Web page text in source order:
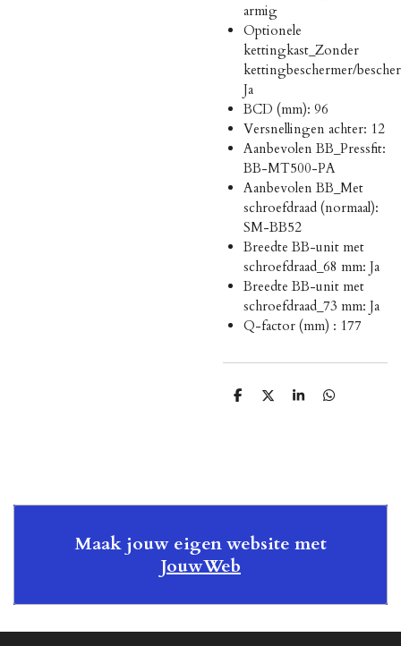
armig
Optionele
kettingkast_Zonder
kettingbeschermer/
Ja
BCD (mm): 96
Versnellingen achter: 12
Aanbevolen BB_Pressfit:
BB-MT500-PA
Aanbevolen BB_Met
schroefdraad (normaal):
SM-BB52
Breedte BB-unit met
schroefdraad_68 mm: Ja
Breedte BB-unit met
schroefdraad_73 mm: Ja
Q-factor (mm) : 177
D
D
S
D
Maak jouw eigen website met
JouwWeb